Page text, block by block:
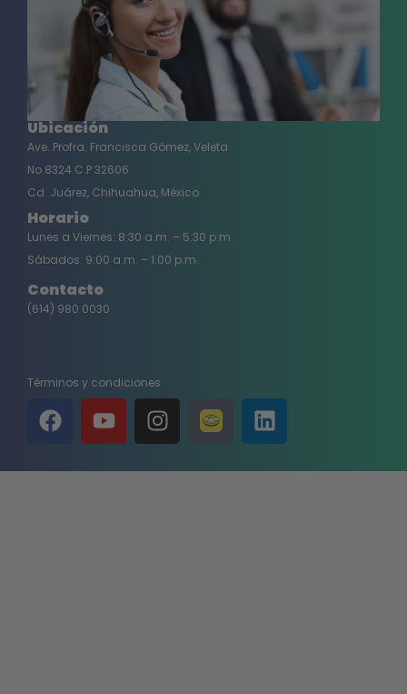
Ubicación
Ave. Profra. Francisca Gómez, Veleta
No.8324 C.P 32606
Cd. Juárez, Chihuahua, México
Horario
Lunes a Viernes: 8:30 a.m. – 5:30 p.m.
Sábados: 9:00 a.m. – 1:00 p.m.
Contacto
(614) 980 0030
Términos y condiciones